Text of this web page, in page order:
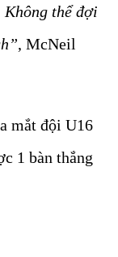
Không thể đợi
, McNeil
mắt đội U16
1 bàn thắng